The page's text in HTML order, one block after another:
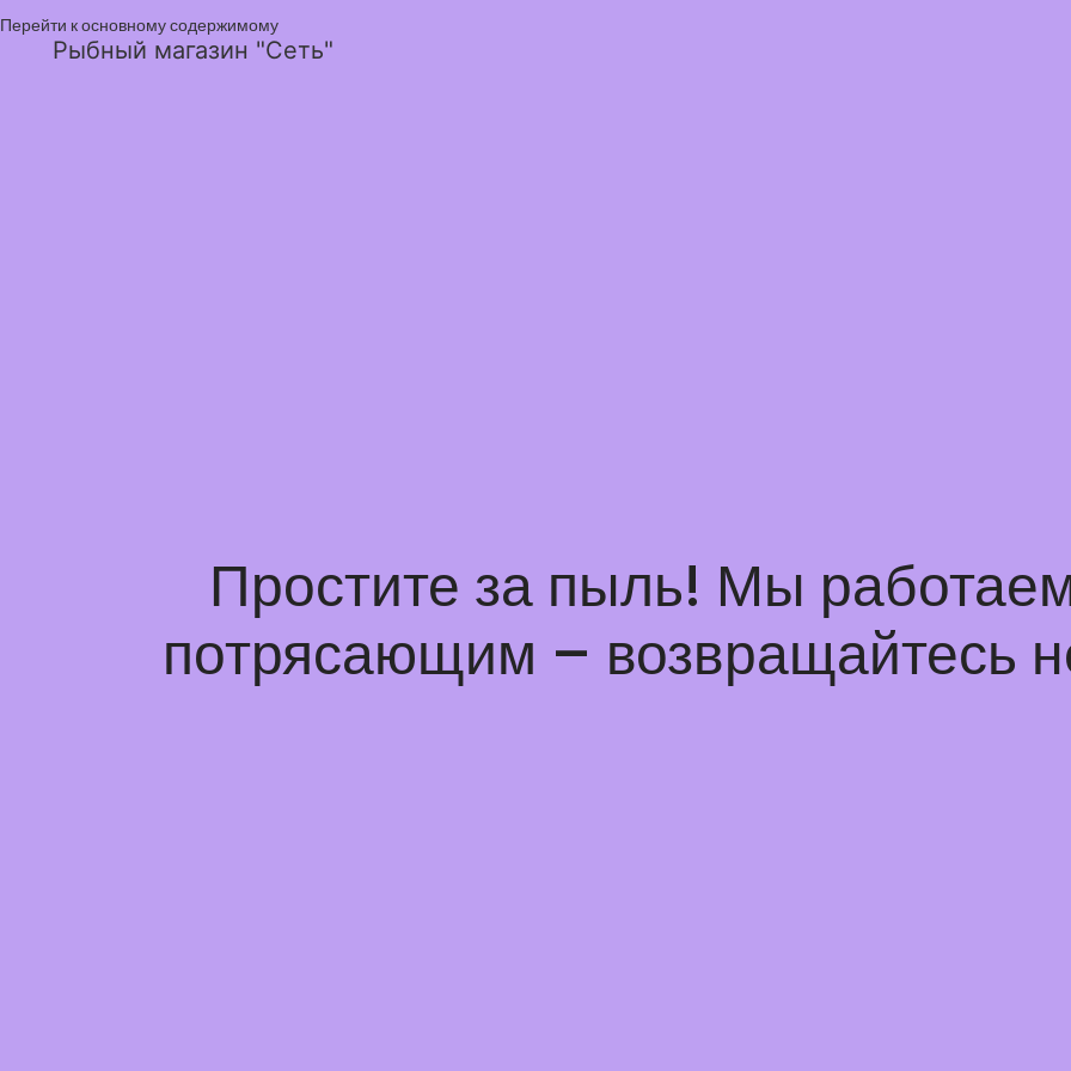
Перейти к основному содержимому
Рыбный магазин "Сеть"
Простите за пыль! Мы
потрясающим – возвращайтесь